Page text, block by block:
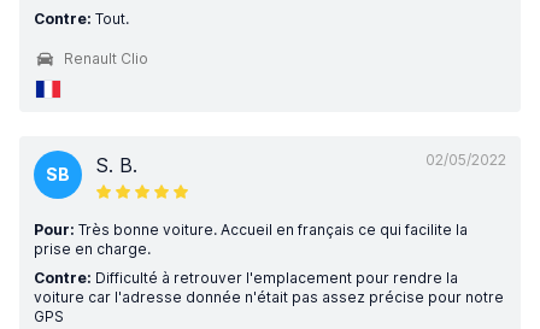
Contre: Tout.
Renault Clio
02/05/2022
SB S. B.
Pour: Très bonne voiture. Accueil en français ce qui facilite la
prise en charge.
Contre: Difficulté à retrouver l'emplacement pour rendre la
voiture car l'adresse donnée n'était pas assez précise pour notre
GPS